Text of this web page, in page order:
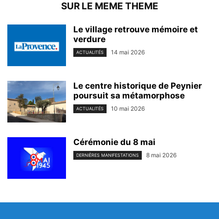
SUR LE MEME THEME
Le village retrouve mémoire et
verdure
ACTUALITÉS 14 mai 2026
Le centre historique de Peynier
poursuit sa métamorphose
ACTUALITÉS 10 mai 2026
Cérémonie du 8 mai
DERNIÈRES MANIFESTATIONS 8 mai 2026